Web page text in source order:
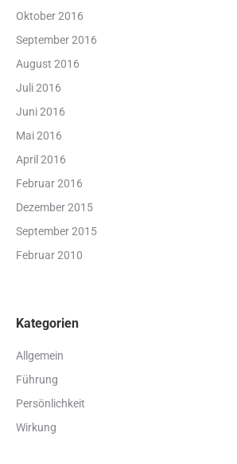
Oktober 2016
September 2016
August 2016
Juli 2016
Juni 2016
Mai 2016
April 2016
Februar 2016
Dezember 2015
September 2015
Februar 2010
Kategorien
Allgemein
Führung
Persönlichkeit
Wirkung